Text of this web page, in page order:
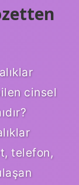
cinsel
telefon,